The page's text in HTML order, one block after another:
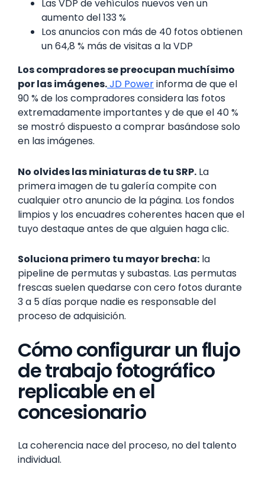
Las VDP de vehículos nuevos ven un
aumento del 133 %
Los anuncios con más de 40 fotos obtienen
un 64,8 % más de visitas a la VDP
Los compradores se preocupan muchísimo
por las imágenes.JD Powerinforma de que el
90 % de los compradores considera las fotos
extremadamente importantes y de que el 40 %
se mostró dispuesto a comprar basándose solo
en las imágenes.
No olvides las miniaturas de tu SRP. La
primera imagen de tu galería compite con
cualquier otro anuncio de la página. Los fondos
limpios y los encuadres coherentes hacen que el
tuyo destaque antes de que alguien haga clic.
Soluciona primero tu mayor brecha: la
pipeline de permutas y subastas. Las permutas
frescas suelen quedarse con cero fotos durante
3 a 5 días porque nadie es responsable del
proceso de adquisición.
Cómo configurar un flujo
de trabajo fotográfico
replicable en el
concesionario
La coherencia nace del proceso, no del talento
individual.